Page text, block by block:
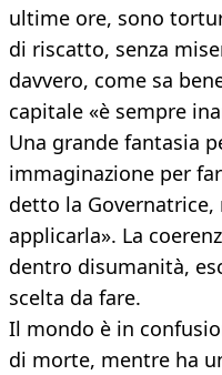
ultime ore, sono
di riscatto, senza
davvero, come sa
capitale «è sempre
Una grande fantasia
immaginazione per far
detto la
applicarla». La
dentro disumanità,
scelta da fare.
Il mondo è in
di morte, mentre ha